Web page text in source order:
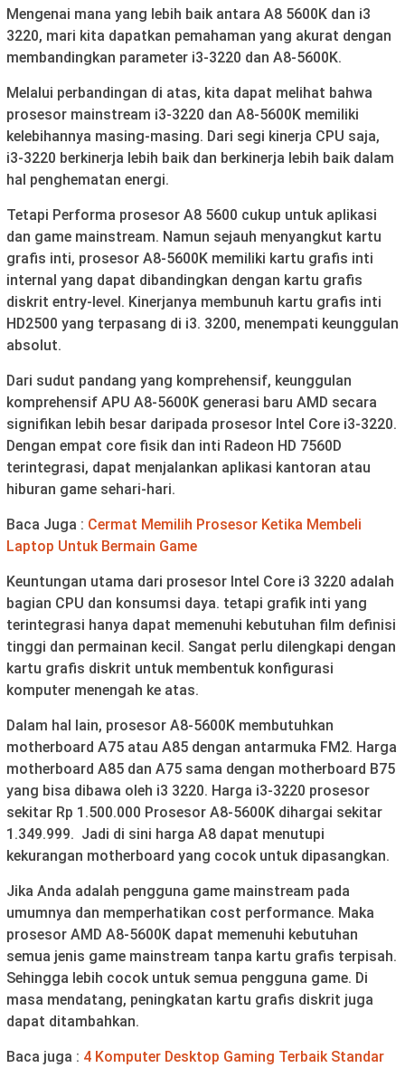
Mengenai mana yang lebih baik antara A8 5600K dan i3
3220, mari kita dapatkan pemahaman yang akurat dengan
membandingkan parameter i3-3220 dan A8-5600K.
Melalui perbandingan di atas, kita dapat melihat bahwa
prosesor mainstream i3-3220 dan A8-5600K memiliki
kelebihannya masing-masing. Dari segi kinerja CPU saja,
i3-3220 berkinerja lebih baik dan berkinerja lebih baik dalam
hal penghematan energi.
Tetapi Performa prosesor A8 5600 cukup untuk aplikasi
dan game mainstream. Namun sejauh menyangkut kartu
grafis inti, prosesor A8-5600K memiliki kartu grafis inti
internal yang dapat dibandingkan dengan kartu grafis
diskrit entry-level. Kinerjanya membunuh kartu grafis inti
HD2500 yang terpasang di i3. 3200, menempati keunggulan
absolut.
Dari sudut pandang yang komprehensif, keunggulan
komprehensif APU A8-5600K generasi baru AMD secara
signifikan lebih besar daripada prosesor Intel Core i3-3220.
Dengan empat core fisik dan inti Radeon HD 7560D
terintegrasi, dapat menjalankan aplikasi kantoran atau
hiburan game sehari-hari.
Baca Juga : Cermat Memilih Prosesor Ketika Membeli
Laptop Untuk Bermain Game
Keuntungan utama dari prosesor Intel Core i3 3220 adalah
bagian CPU dan konsumsi daya. tetapi grafik inti yang
terintegrasi hanya dapat memenuhi kebutuhan film definisi
tinggi dan permainan kecil. Sangat perlu dilengkapi dengan
kartu grafis diskrit untuk membentuk konfigurasi
komputer menengah ke atas.
Dalam hal lain, prosesor A8-5600K membutuhkan
motherboard A75 atau A85 dengan antarmuka FM2. Harga
motherboard A85 dan A75 sama dengan motherboard B75
yang bisa dibawa oleh i3 3220. Harga i3-3220 prosesor
sekitar Rp 1.500.000 Prosesor A8-5600K dihargai sekitar
1.349.999. Jadi di sini harga A8 dapat menutupi
kekurangan motherboard yang cocok untuk dipasangkan.
Jika Anda adalah pengguna game mainstream pada
umumnya dan memperhatikan cost performance. Maka
prosesor AMD A8-5600K dapat memenuhi kebutuhan
semua jenis game mainstream tanpa kartu grafis terpisah.
Sehingga lebih cocok untuk semua pengguna game. Di
masa mendatang, peningkatan kartu grafis diskrit juga
dapat ditambahkan.
Baca juga : 4 Komputer Desktop Gaming Terbaik Standar